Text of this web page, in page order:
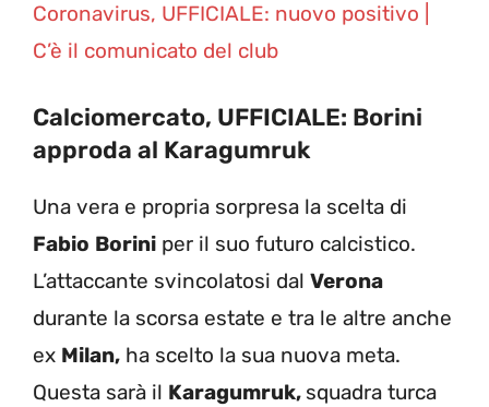
Coronavirus, UFFICIALE: nuovo positivo |
C’è il comunicato del club
Calciomercato, UFFICIALE: Borini
approda al Karagumruk
Una vera e propria sorpresa la scelta di
Fabio Borini per il suo futuro calcistico.
L’attaccante svincolatosi dal Verona
durante la scorsa estate e tra le altre anche
ex Milan, ha scelto la sua nuova meta.
Questa sarà il Karagumruk, squadra turca